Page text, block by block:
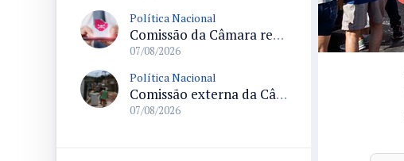
Política Nacional
Comissão da Câmara realiza audiência sobre apostas online para medir o tamanho do mercado ilegal
07/08/2026
Política Nacional
Comissão externa da Câmara convoca audiência pública sobre chuvas na Zona da Mata de Minas Gerais e impactos em Juiz de Fora
07/08/2026